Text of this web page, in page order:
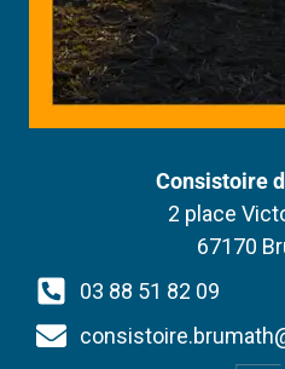
Consistoire
2 place
67170
03 88 51 82 09